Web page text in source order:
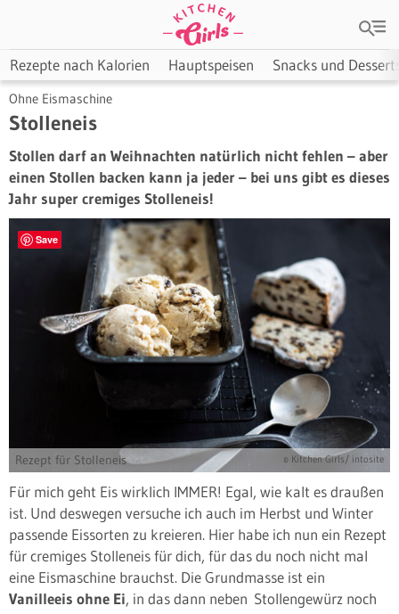
Rezepte nach Kalorien Hauptspeisen Snacks und
Ohne Eismaschine
Stolleneis
Stollen darf an Weihnachten natürlich nicht fehlen – aber
einen Stollen backen kann ja jeder – bei uns gibt es dieses
Jahr super cremiges Stolleneis!
Save
Rezept für Stolleneis © Kitchen Girls/ intosite
Für mich geht Eis wirklich IMMER! Egal, wie kalt es draußen
ist. Und deswegen versuche ich auch im Herbst und Winter
passende Eissorten zu kreieren. Hier habe ich nun ein Rezept
für cremiges Stolleneis für dich, für das du noch nicht mal
eine Eismaschine brauchst. Die Grundmasse ist ein
Vanilleeis ohne Ei, in das dann neben Stollengewürz noch